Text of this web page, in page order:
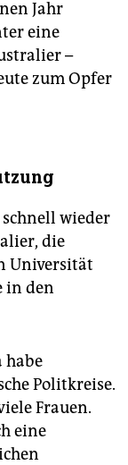
Jahr
eine
–
zum Opfer
wieder
die
Universität
in den
habe
Politkreise.
Frauen.
eine